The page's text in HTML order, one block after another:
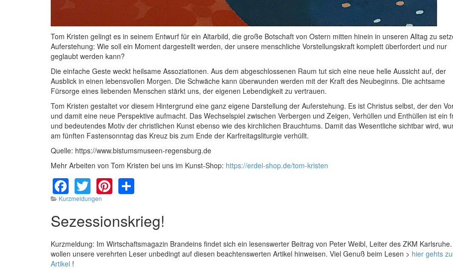
Tom Kristen gelingt es in seinem Entwurf für ein Altarbild, die große Botschaft von Ostern mitten hinein in unseren Alltag zu
Auferstehung: Wie soll ein Moment dargestellt werden, der unsere menschliche Vorstellungskraft komplett überfordert und nur
geglaubt werden kann?
Die einfache Geste weckt heilsame Assoziationen. Aus dem abgeschlossenen Raum tut sich eine neue helle Aussicht auf, der
Ausblick in einen lebensvollen Morgen. Die Schwäche kann überwunden werden mit der Kraft des Neubeginns. Die achtsame
Fürsorge eines liebenden Menschen stärkt uns, der eigenen Lebendigkeit zu vertrauen.
Tom Kristen gestaltet vor diesem Hintergrund eine ganz eigene Darstellung der Auferstehung. Es ist Christus selbst, der den
und damit eine neue Perspektive aufmacht. Das Wechselspiel zwischen Verbergen und Zeigen, Verhüllen und Enthüllen ist ein
und bedeutendes Motiv der christlichen Kunst ebenso wie des kirchlichen Brauchtums. Damit das Wesentliche sichtbar wird,
am fünften Fastensonntag das Kreuz bis zum Ende der Karfreitagsliturgie verhüllt.
Quelle: https://www.bistumsmuseen-regensburg.de
Mehr Arbeiten von Tom Kristen bei uns im Kunst-Shop: https://erdel-shop.de/tom-kristen
Facebook
TwitterPinterest
Kurzmeldungen
Sezessionskrieg!
Kurzmeldung: Im Wirtschaftsmagazin Brandeins findet sich ein lesenswerter Beitrag von Peter Weibl, Leiter des ZKM
wollen unsere verehrten Leser unbedingt auf diesen beachtenswerten Artikel hinweisen. Viel Genuß beim Lesen > hier gehts
Artikel !